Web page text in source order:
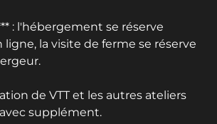
: l'hébergement se réserve
la visite de ferme se réserve
de VTT et les autres ateliers
supplément.